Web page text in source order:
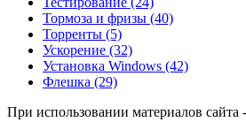
Тормоза и фризы (40)
Торренты (5)
Ускорение (32)
Установка Windows (42)
Флешка (29)
При использовании материалов сайта